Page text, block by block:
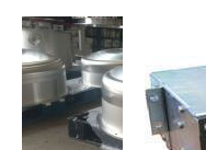
中国板材与
定制家居大
会在上海绽
放服务新篇
离子与辉
RO反
技术的工